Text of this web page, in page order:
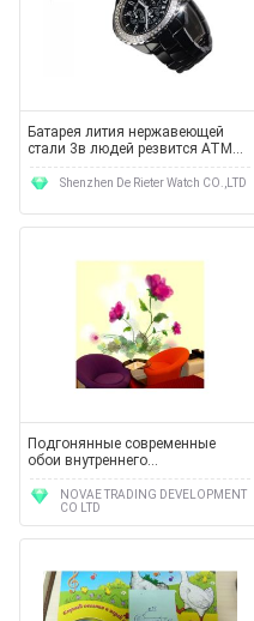
Батарея лития нержавеющей
стали 3в людей резвится АТМ
дозоров 1 до 10
водоустойчивый
Shenzhen De Rieter Watch CO.,LTD
Подгонянные современные
обои внутреннего
художественного оформления
цветка БеаутифулРед/стикеры
5ДЖДЖ01-001С
NOVAE TRADING DEVELOPMENT
CO LTD